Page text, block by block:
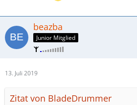
beazba
Junior Mitglied
13. Juli 2019
Zitat von BladeDrummer